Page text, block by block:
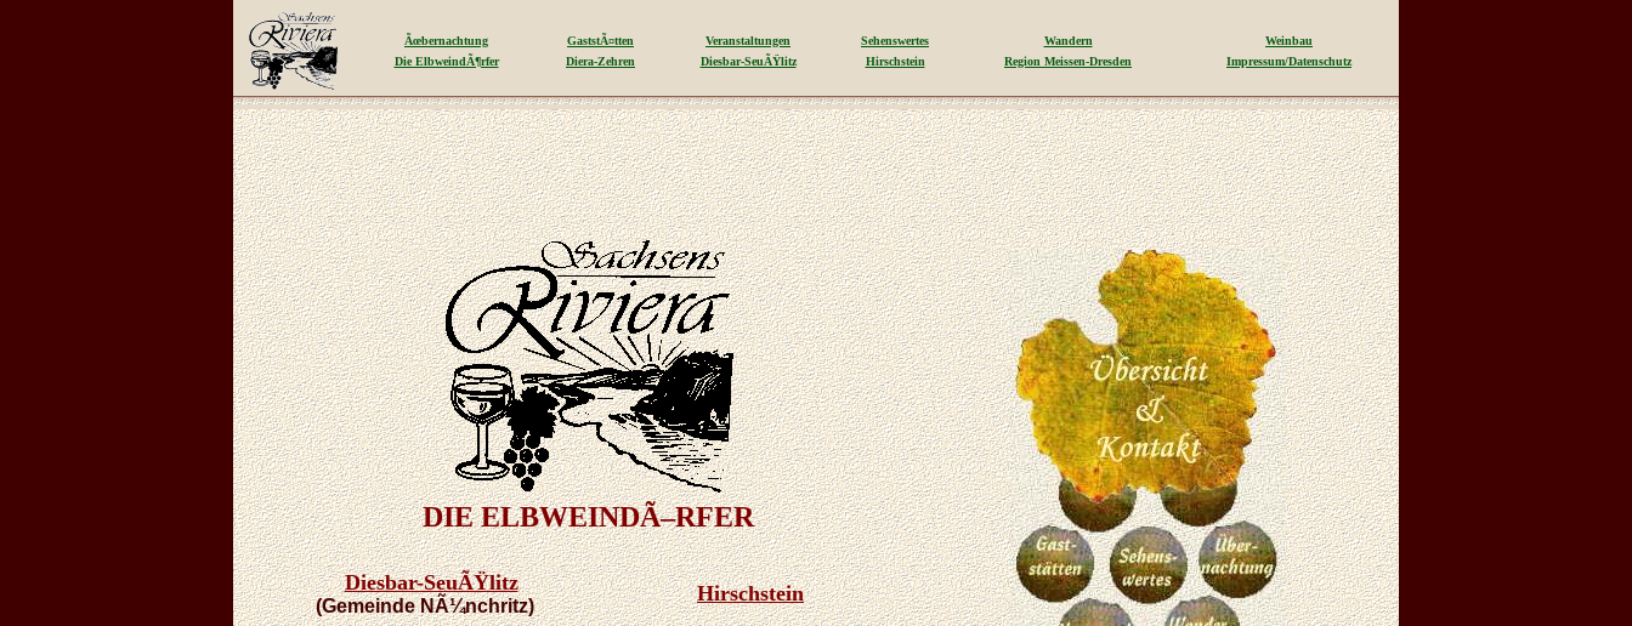
Ãœbernachtung GaststÃ¤tten Veranstaltungen Sehenswertes Wandern
Weinbau
Die ElbweindÃ¶rfer
Diera-Zehren Diesbar-SeuÃŸlitz Hirschstein Region Meissen-Dresden Impressum/Datenschutz
DIE ELBWEINDÃ–RFER
Diesbar-SeuÃŸlitz
(Gemeinde NÃ¼nchritz)
Hirschstein